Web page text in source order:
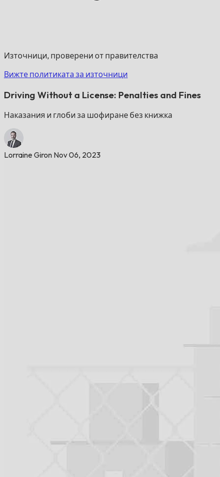
Източници, проверени от правителства
Вижте политиката за източници
Driving Without a License: Penalties and Fines
Наказания и глоби за шофиране без книжка
Lorraine Giron Nov 06, 2023